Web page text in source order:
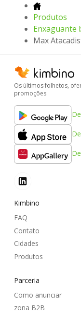
Produtos
Enxaguante
Max
Os últimos folhetos,
promoções
Kimbino
FAQ
Contato
Cidades
Produtos
Parceria
Como anunciar
zona B2B